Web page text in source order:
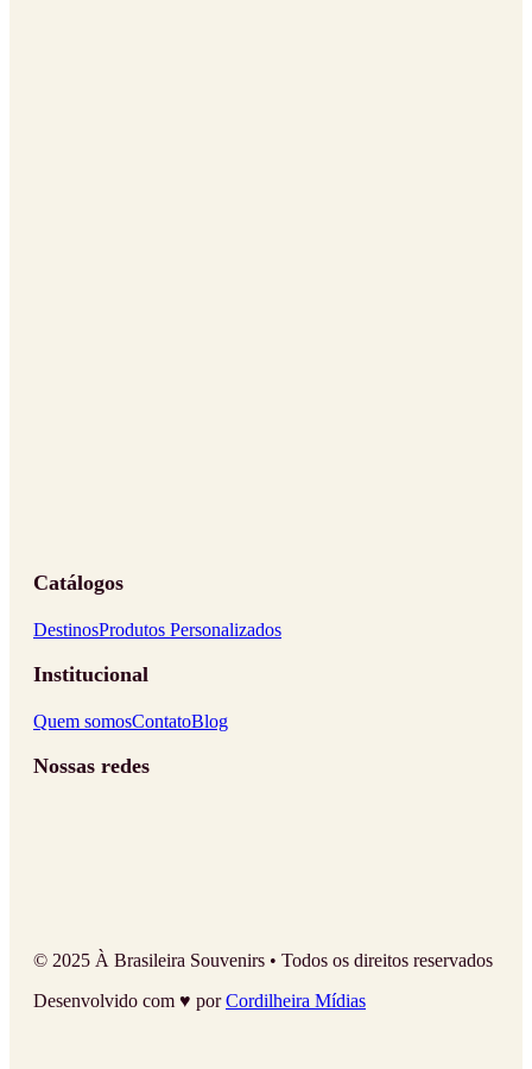
Catálogos
DestinosProdutos Personalizados
Institucional
Quem somosContatoBlog
Nossas redes
© 2025 À Brasileira Souvenirs • Todos os direitos reservados
Desenvolvido com ♥ porCordilheira Mídias